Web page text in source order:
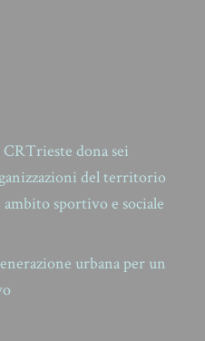
dona sei
del territorio
sportivo e sociale
urbana per un